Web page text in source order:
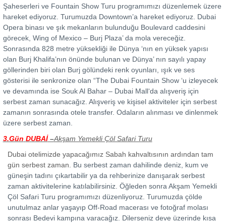
Şaheserleri ve Fountain Show Turu programımızı düzenlemek üzere
hareket ediyoruz. Turumuzda Downtown’a hareket ediyoruz. Dubai
Opera binası ve şık mekanların bulunduğu Boulevard caddesini
görecek, Wing of Mexico – Burj Plaza’ da mola vereceğiz.
Sonrasında 828 metre yüksekliği ile Dünya ‘nın en yüksek yapısı
olan Burj Khalifa’nın önünde bulunan ve Dünya’ nın sayılı yapay
göllerinden biri olan Burj gölündeki renk oyunları, ışık ve ses
gösterisi ile senkronize olan “The Dubai Fountain Show ‘u izleyecek
ve devamında ise Souk Al Bahar – Dubai Mall‘da alışveriş için
serbest zaman sunacağız. Alışveriş ve kişisel aktiviteler için serbest
zamanın sonrasında otele transfer. Odaların alınması ve dinlenmek
üzere serbest zaman.
3.Gün DUBAİ–Akşam Yemekli Çöl Safari Turu
Dubai otelimizde yapacağımız Sabah kahvaltısının ardından tam
gün serbest zaman. Bu serbest zaman dahilinde deniz, kum ve
güneşin tadını çıkartabilir ya da rehberinize danışarak serbest
zaman aktivitelerine katılabilirsiniz. Öğleden sonra Akşam Yemekli
Çöl Safari Turu programımızı düzenliyoruz. Turumuzda çölde
unutulmaz anlar yaşayıp Off-Road macerası ve fotoğraf molası
sonrası Bedevi kampına varacağız. Dilerseniz deve üzerinde kısa